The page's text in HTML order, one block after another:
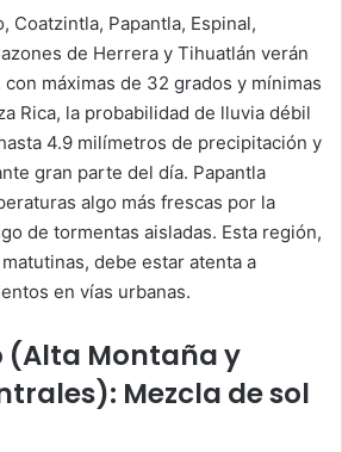
Coatzintla, Papantla, Espinal,
de Herrera y Tihuatlán verán
máximas de 32 grados y mínimas
Rica, la probabilidad de lluvia débil
4.9 milímetros de precipitación y
gran parte del día. Papantla
algo más frescas por la
de tormentas aisladas. Esta región,
debe estar atenta a
en vías urbanas.
(Alta Montaña y
Mezcla de sol